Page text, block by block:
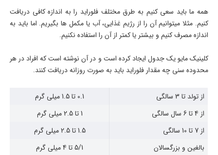
همه ما باید سعی کنیم به طرق مختلف فلوراید را به اندازه کافی دریافت
کنیم. مثلا میتوانیم آن را از رژیم غذایی، آب یا مکمل ها بگیریم. اما باید به
اندازه مصرف کنیم و بیشتر یا کمتر از آن را استفاده نکنیم.
کلینیک مایو یک جدول ایجاد کرده است و در آن نوشته است که افراد در هر
محدوده سنی چه مقدار فلوراید باید به صورت روزانه دریافت کنند.
از تولد تا 3 سالگی
0.1 تا 1.5 میلی گرم
از 4 تا 6 سال سالگی
1 تا 2.5 میلی گرم
از 7 تا 10 سالگی
1.5 تا 2.5 میلی گرم
بالغین و بزرگسالان
5/1 تا 4 میلی گرم